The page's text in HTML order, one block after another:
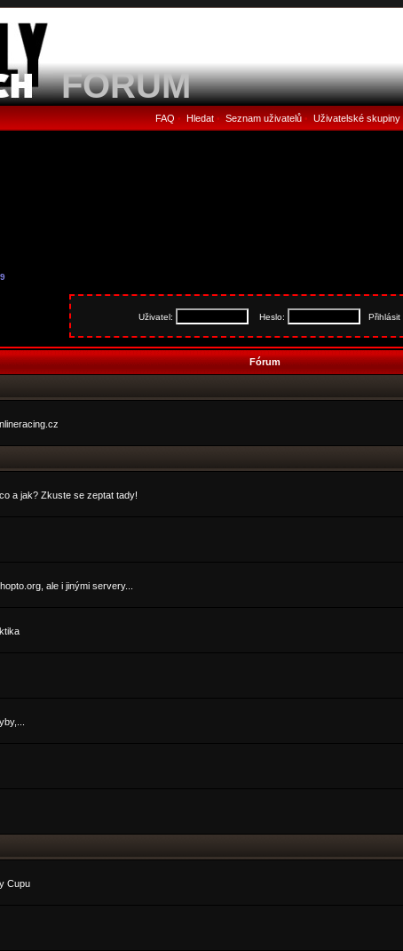
FORUM
FAQ • Hledat• Seznam uživatelů• Uživatelské skupiny
Uživatel: Heslo: Přihlásit
Fórum
a jak? Zkuste se zeptat tady!
ale i jinými servery...
Cupu